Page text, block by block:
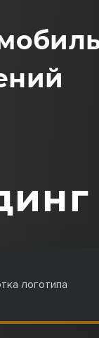
логотипа